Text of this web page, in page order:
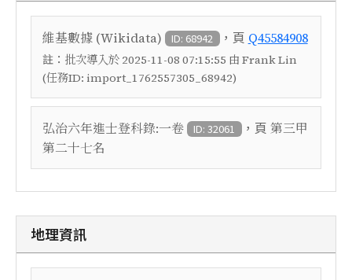
維基數據 (Wikidata) ID: 68942 ，頁 Q45584908
註： 批次導入於 2025-11-08 07:15:55 由 Frank Lin
(任務ID: import_1762557305_68942)
弘治六年進士登科錄:一卷 ID: 32061 ，頁 第三甲
第二十七名
地理資訊